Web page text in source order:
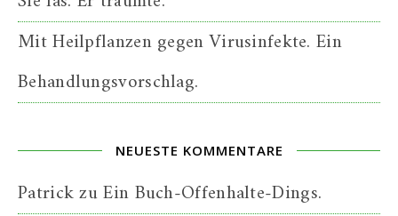
Mit Heilpflanzen gegen Virusinfekte. Ein
Behandlungsvorschlag.
NEUESTE KOMMENTARE
PatrickzuEin Buch-Offenhalte-Dings.